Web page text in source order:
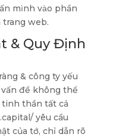
mình vào phần
web.
& Quy Định
& công ty yếu
đề không thể
thần tất cả
yêu cầu
của tớ, chỉ dẫn rõ